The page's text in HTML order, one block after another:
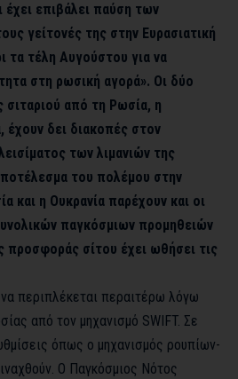
επιβάλει παύση των
γείτονές της στην Ευρασιατική
τα τέλη Αυγούστου για να
στη ρωσική αγορά». Οι δύο
σιταριού από τη Ρωσία, η
έχουν δει διακοπές στον
των λιμανιών της
του πολέμου στην
και η Ουκρανία παρέχουν και οι
παγκόσμιων προμηθειών
προσφοράς σίτου έχει ωθήσει τις
περιπλέκεται περαιτέρω λόγω
από τον μηχανισμό SWIFT. Σε
όπως ο μηχανισμός ρουπίων-
Ο Παγκόσμιος Νότος